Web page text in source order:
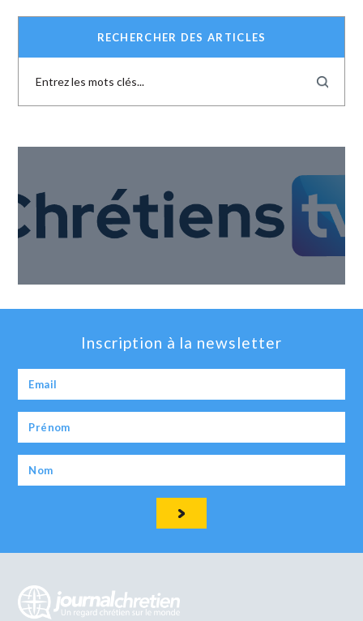
RECHERCHER DES ARTICLES
Inscription à la newsletter